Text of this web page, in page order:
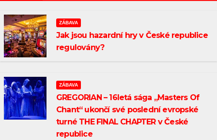
ZÁBAVA
Jak jsou hazardní hry v České republice
regulovány?
ZÁBAVA
GREGORIAN – 16letá sága „Masters Of
Chant“ ukončí své poslední evropské
turné THE FINAL CHAPTER v České
republice